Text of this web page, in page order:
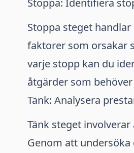
Stoppa: Identifiera
Stoppa steget
faktorer som orsakar
varje stopp kan du
åtgärder som
Tänk: Analysera
Tänk steget
Genom att